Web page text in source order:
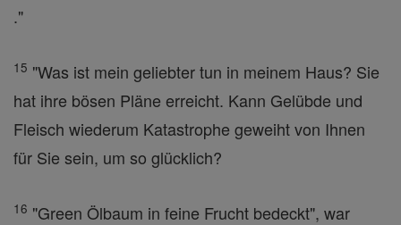
."
15 "Was ist mein geliebter tun in meinem Haus? Sie
hat ihre bösen Pläne erreicht. Kann Gelübde und
Fleisch wiederum Katastrophe geweiht von Ihnen
für Sie sein, um so glücklich?
16 "Green Ölbaum in feine Frucht bedeckt", war